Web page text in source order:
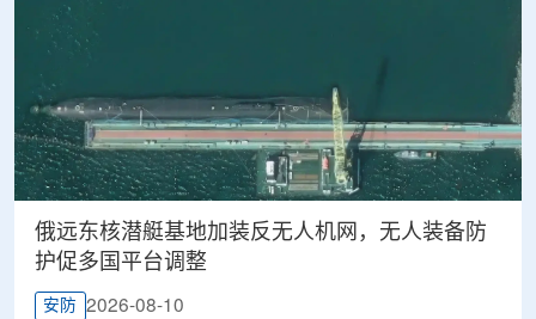
俄远东核潜艇基地加装反无人机网，无人装备防
护促多国平台调整
安防 2026-08-10